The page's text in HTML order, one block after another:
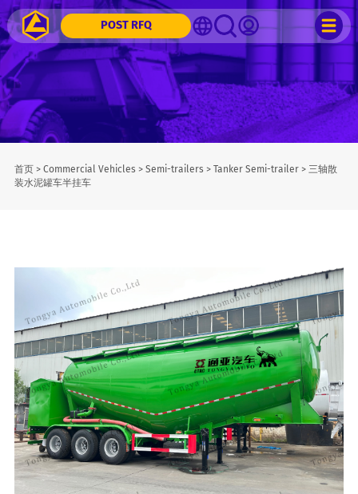
POST RFQ
首页> Commercial Vehicles > Semi-trailers > Tanker Semi-trailer> 三轴散
装水泥罐车半挂车